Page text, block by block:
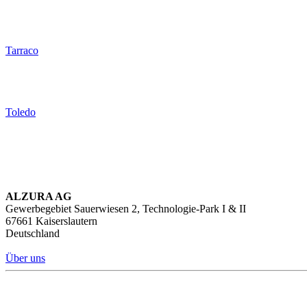
Tarraco
Toledo
ALZURA AG
Gewerbegebiet Sauerwiesen 2, Technologie-Park I & II
67661 Kaiserslautern
Deutschland
Über uns